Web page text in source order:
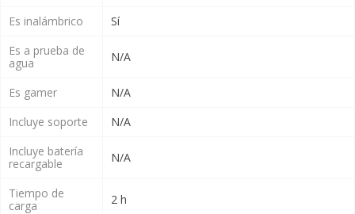
Es inalámbrico
Sí
Es a prueba de
agua
N/A
Es gamer
N/A
Incluye soporte
N/A
Incluye batería
recargable
N/A
Tiempo de
carga
2 h